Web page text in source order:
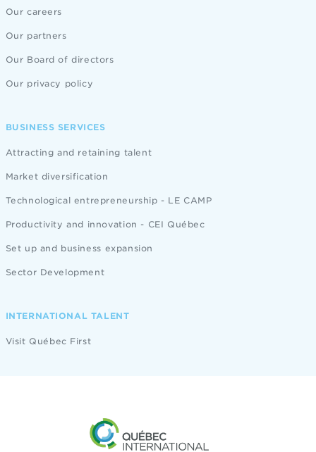
Our careers
Our partners
Our Board of directors
Our privacy policy
BUSINESS SERVICES
Attracting and retaining talent
Market diversification
Technological entrepreneurship - LE CAMP
Productivity and innovation - CEI Québec
Set up and business expansion
Sector Development
INTERNATIONAL TALENT
Visit Québec First